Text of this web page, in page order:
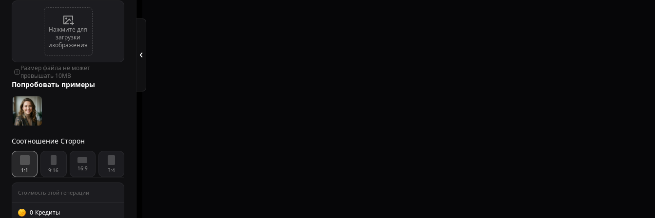
сердце» ко Дню
святого
Валентина
Нажмите для
загрузки
изображения
Размер файла не может
превышать 10MB
Попробовать примеры
Соотношение Сторон
1:1 9:16 16:9 3:4
Публичная
Стоимость этой генерации
0 Кредиты